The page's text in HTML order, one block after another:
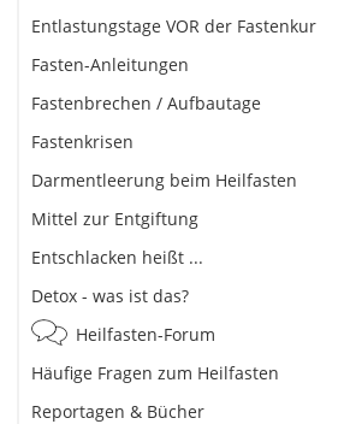
Entlastungstage VOR der Fastenkur
Fasten-Anleitungen
Fastenbrechen / Aufbautage
Fastenkrisen
Darmentleerung beim Heilfasten
Mittel zur Entgiftung
Entschlacken heißt ...
Detox - was ist das?
Heilfasten-Forum
Häufige Fragen zum Heilfasten
Reportagen & Bücher